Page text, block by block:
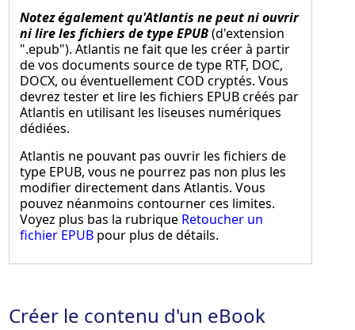
Notez également qu'Atlantis ne peut ni ouvrir
ni lire les fichiers de type EPUB(d'extension
".epub"). Atlantis ne fait que les créer à partir
de vos documents source de type RTF, DOC,
DOCX, ou éventuellement COD cryptés. Vous
devrez tester et lire les fichiers EPUB créés par
Atlantis en utilisant les liseuses numériques
dédiées.
Atlantis ne pouvant pas ouvrir les fichiers de
type EPUB, vous ne pourrez pas non plus les
modifier directement dans Atlantis. Vous
pouvez néanmoins contourner ces limites.
Voyez plus bas la rubrique Retoucher un
fichier EPUB pour plus de détails.
Créer le contenu d'un eBook